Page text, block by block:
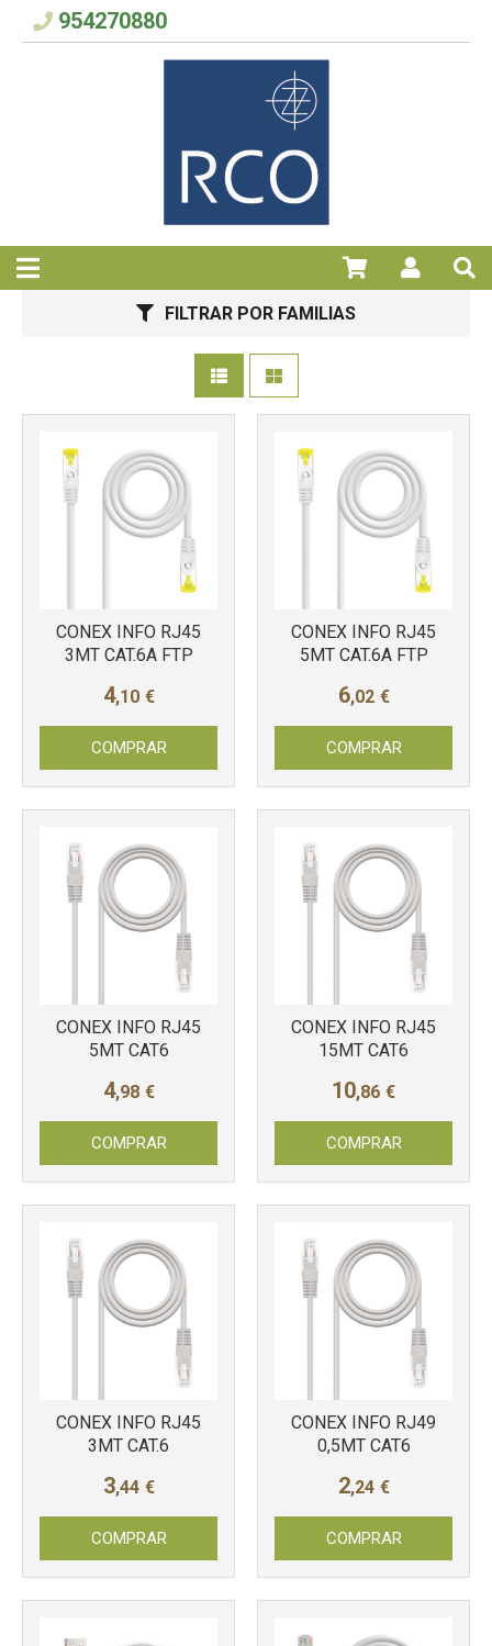
954270880
FILTRAR POR FAMILIAS
CONEX INFO RJ45
3MT CAT.6A FTP
4,10 €
COMPRAR
CONEX INFO RJ45
5MT CAT.6A FTP
6,02 €
COMPRAR
CONEX INFO RJ45
5MT CAT6
4,98 €
COMPRAR
CONEX INFO RJ45
15MT CAT6
10,86 €
COMPRAR
CONEX INFO RJ45
3MT CAT.6
3,44 €
COMPRAR
CONEX INFO RJ49
0,5MT CAT6
2,24 €
COMPRAR
Más info Más info
Más info Más info
Más info Más info